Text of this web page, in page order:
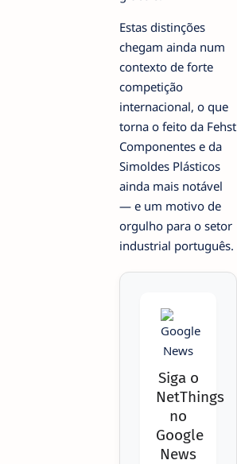
Estas distinções
chegam ainda num
contexto de forte
competição
internacional, o que
torna o feito da Fehst
Componentes e da
Simoldes Plásticos
ainda mais notável
— e um motivo de
orgulho para o setor
industrial português.
Siga o
NetThings
no
Google
News